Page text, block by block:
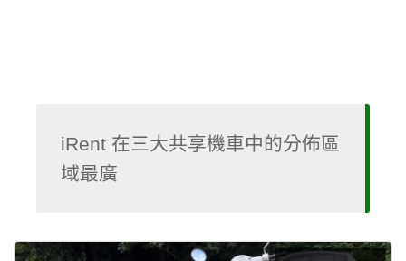
iRent 在三大共享機車中的分佈區
域最廣